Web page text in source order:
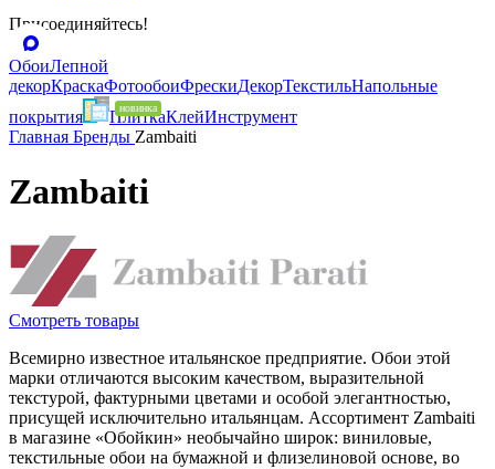
Присоединяйтесь!
ОбоиЛепной
декорКраскаФотообоиФрескиДекорТекстильНапольные
покрытия
ПлиткаКлейИнструмент
Главная Бренды Zambaiti
Zambaiti
Смотреть товары
Всемирно известное итальянское предприятие. Обои этой
марки отличаются высоким качеством, выразительной
текстурой, фактурными цветами и особой элегантностью,
присущей исключительно итальянцам. Ассортимент Zambaiti
в магазине «Обойкин» необычайно широк: виниловые,
текстильные обои на бумажной и флизелиновой основе, во